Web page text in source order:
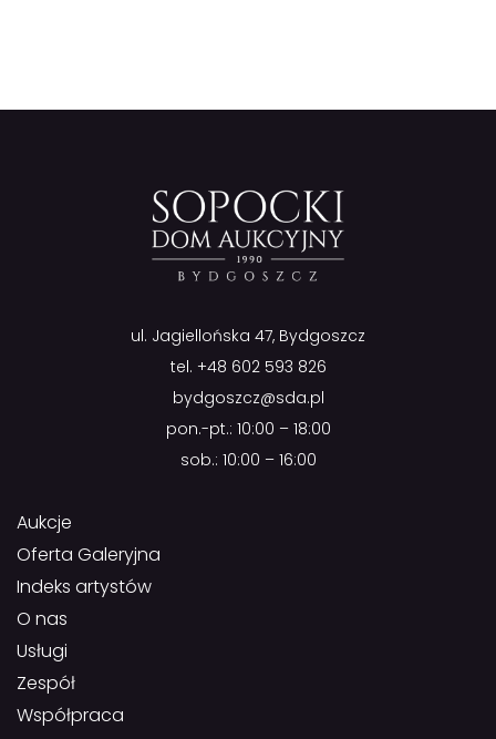
ul. Jagiellońska 47, Bydgoszcz
tel. +48 602 593 826
bydgoszcz@sda.pl
pon.-pt.: 10:00 – 18:00
sob.: 10:00 – 16:00
Aukcje
Oferta Galeryjna
Indeks artystów
O nas
Usługi
Zespół
Współpraca